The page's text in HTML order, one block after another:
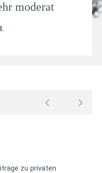
moderat
.
zu privaten